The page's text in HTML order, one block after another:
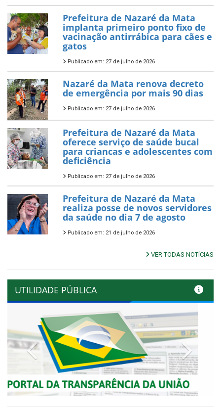
Prefeitura de Nazaré da Mata
implanta primeiro ponto fixo de
vacinação antirrábica para cães e
gatos
Publicado em: 27 de julho de 2026
Nazaré da Mata renova decreto
de emergência por mais 90 dias
Publicado em: 27 de julho de 2026
Prefeitura de Nazaré da Mata
oferece serviço de saúde bucal
para criancas e adolescentes com
deficiência
Publicado em: 27 de julho de 2026
Prefeitura de Nazaré da Mata
realiza posse de novos servidores
da saúde no dia 7 de agosto
Publicado em: 21 de julho de 2026
VER TODAS NOTÍCIAS
UTILIDADE PÚBLICA
Previous